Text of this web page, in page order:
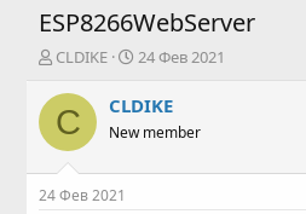
ESP8266WebServer
А
т
о
р
е
м
CLDIKE
Д
т
н
24 Фев 2021
C CLDIKE
New member
24 Фев 2021